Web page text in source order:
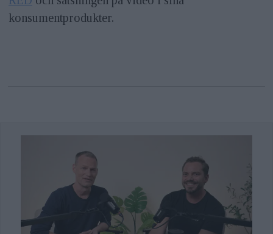
konsumentprodukter.